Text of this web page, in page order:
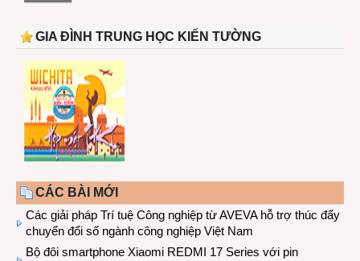
GIA ĐÌNH TRUNG HỌC KIẾN TƯỜNG
CÁC BÀI MỚI
Các giải pháp Trí tuệ Công nghiệp từ AVEVA hỗ trợ thúc đẩy
chuyển đổi số ngành công nghiệp Việt Nam
Bộ đôi smartphone Xiaomi REDMI 17 Series với pin